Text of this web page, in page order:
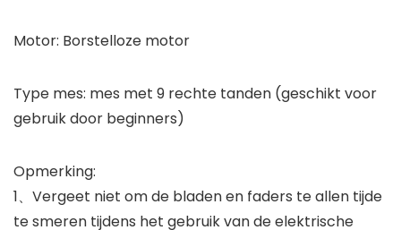
Motor: Borstelloze motor
Type mes: mes met 9 rechte tanden (geschikt voor
gebruik door beginners)
Opmerking:
1、Vergeet niet om de bladen en faders te allen tijde
te smeren tijdens het gebruik van de elektrische